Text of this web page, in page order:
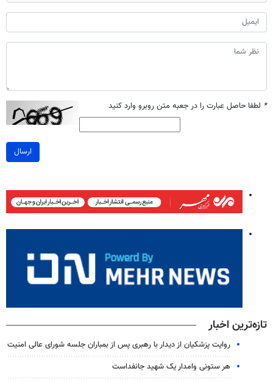
* لطفا حاصل عبارت را در جعبه متن روبرو وارد کنید
ارسال
تازه‌ترین اخبار
روایت پزشکیان از دیدار با رهبری پس از بمباران جلسه شورای عالی امنیت
هر ستونی وامدار یک شهید جانفداست